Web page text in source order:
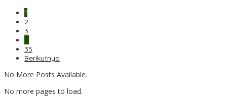
1
2
3
…
35
Berikutnya
No More Posts Available.
No more pages to load.